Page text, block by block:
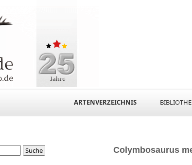
ARTENVERZEICHNIS
Colymbosaurus